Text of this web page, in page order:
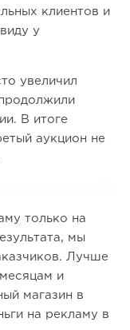
клиентов и
у
увеличил
В итоге
аукцион не
только на
мы
Лучше
и
магазин в
на рекламу в